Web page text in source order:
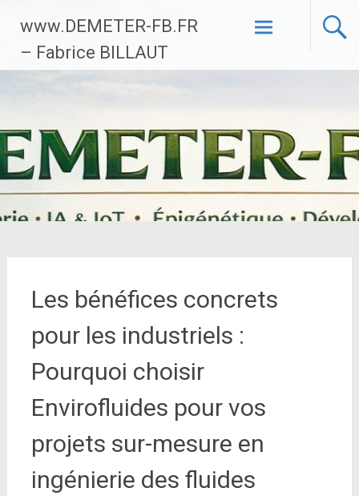
contenu
principal
www.DEMETER-FB.FR
– Fabrice BILLAUT
Les bénéfices concrets
pour les industriels :
Pourquoi choisir
Envirofluides pour vos
projets sur-mesure en
ingénierie des fluides